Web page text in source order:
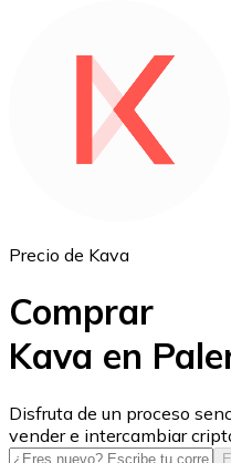
Ethereum
USD Coin
USDC
Precio de Kava
Comprar
Kava en
Disfruta de un proceso
vender e intercambiar